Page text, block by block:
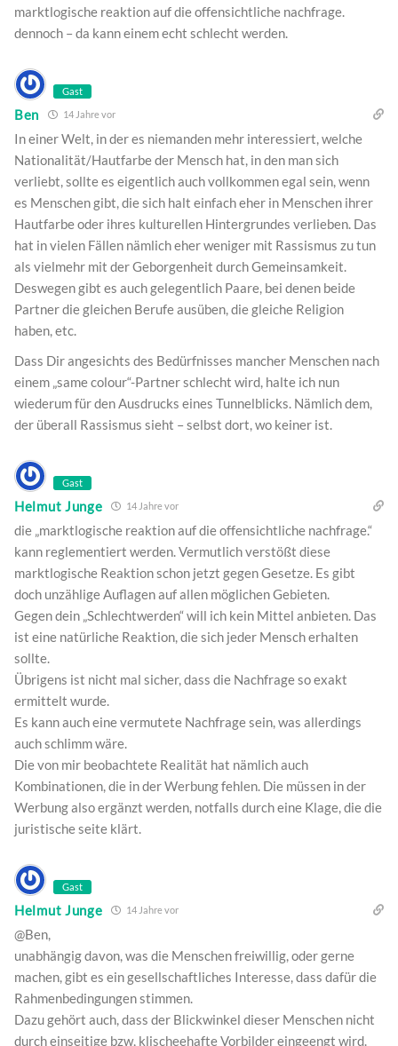
marktlogische reaktion auf die offensichtliche nachfrage.
dennoch – da kann einem echt schlecht werden.
Gast
Ben 14 Jahre vor
In einer Welt, in der es niemanden mehr interessiert, welche
Nationalität/Hautfarbe der Mensch hat, in den man sich
verliebt, sollte es eigentlich auch vollkommen egal sein, wenn
es Menschen gibt, die sich halt einfach eher in Menschen ihrer
Hautfarbe oder ihres kulturellen Hintergrundes verlieben. Das
hat in vielen Fällen nämlich eher weniger mit Rassismus zu tun
als vielmehr mit der Geborgenheit durch Gemeinsamkeit.
Deswegen gibt es auch gelegentlich Paare, bei denen beide
Partner die gleichen Berufe ausüben, die gleiche Religion
haben, etc.
Dass Dir angesichts des Bedürfnisses mancher Menschen nach
einem „same colour“-Partner schlecht wird, halte ich nun
wiederum für den Ausdrucks eines Tunnelblicks. Nämlich dem,
der überall Rassismus sieht – selbst dort, wo keiner ist.
Gast
Helmut Junge 14 Jahre vor
die „marktlogische reaktion auf die offensichtliche nachfrage.“
kann reglementiert werden. Vermutlich verstößt diese
marktlogische Reaktion schon jetzt gegen Gesetze. Es gibt
doch unzählige Auflagen auf allen möglichen Gebieten.
Gegen dein „Schlechtwerden“ will ich kein Mittel anbieten. Das
ist eine natürliche Reaktion, die sich jeder Mensch erhalten
sollte.
Übrigens ist nicht mal sicher, dass die Nachfrage so exakt
ermittelt wurde.
Es kann auch eine vermutete Nachfrage sein, was allerdings
auch schlimm wäre.
Die von mir beobachtete Realität hat nämlich auch
Kombinationen, die in der Werbung fehlen. Die müssen in der
Werbung also ergänzt werden, notfalls durch eine Klage, die die
juristische seite klärt.
Gast
Helmut Junge 14 Jahre vor
@Ben,
unabhängig davon, was die Menschen freiwillig, oder gerne
machen, gibt es ein gesellschaftliches Interesse, dass dafür die
Rahmenbedingungen stimmen.
Dazu gehört auch, dass der Blickwinkel dieser Menschen nicht
durch einseitige bzw, klischeehafte Vorbilder eingeengt wird.